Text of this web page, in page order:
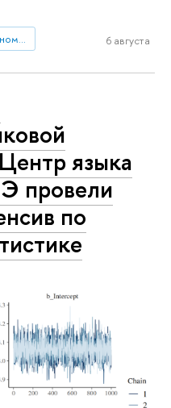
Лаборатория поведенческой экономики и финансов 6 августа
языка
провели
по